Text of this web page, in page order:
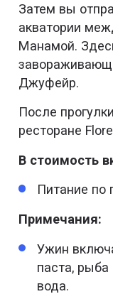
Затем вы
акватории
Манамой.
Джуфейр.
После
ресторане
В стоимость
Питание по
Примечания:
Ужин
паста,
вода.